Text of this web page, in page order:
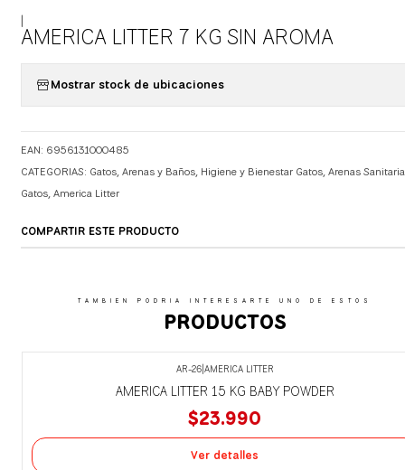
AMERICA LITTER 7 KG SIN AROMA
Mostrar stock de ubicaciones
EAN: 6956131000485
CATEGORIAS: Gatos,Arenas y Baños, Higiene y Bienestar Gatos,Arenas
Gatos,America Litter
COMPARTIR ESTE PRODUCTO
TAMBIEN PODRIA INTERESARTE UNO DE ESTOS
PRODUCTOS
AR-26| AMERICA LITTER
AMERICA LITTER 15 KG BABY POWDER
$23.990
Ver detalles